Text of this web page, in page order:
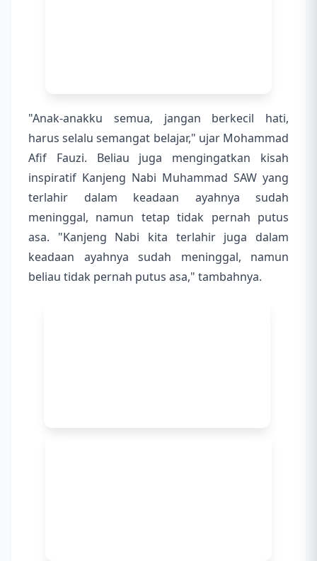
"Anak-anakku semua, jangan berkecil hati,
harus selalu semangat belajar," ujar Mohammad
Afif Fauzi. Beliau juga mengingatkan kisah
inspiratif Kanjeng Nabi Muhammad SAW yang
terlahir dalam keadaan ayahnya sudah
meninggal, namun tetap tidak pernah putus
asa. "Kanjeng Nabi kita terlahir juga dalam
keadaan ayahnya sudah meninggal, namun
beliau tidak pernah putus asa," tambahnya.